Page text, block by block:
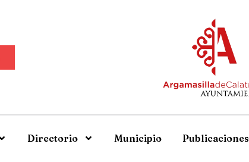
Directorio Municipio Publicaciones